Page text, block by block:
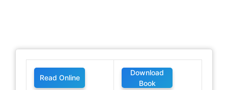
Read Online
Download
Book